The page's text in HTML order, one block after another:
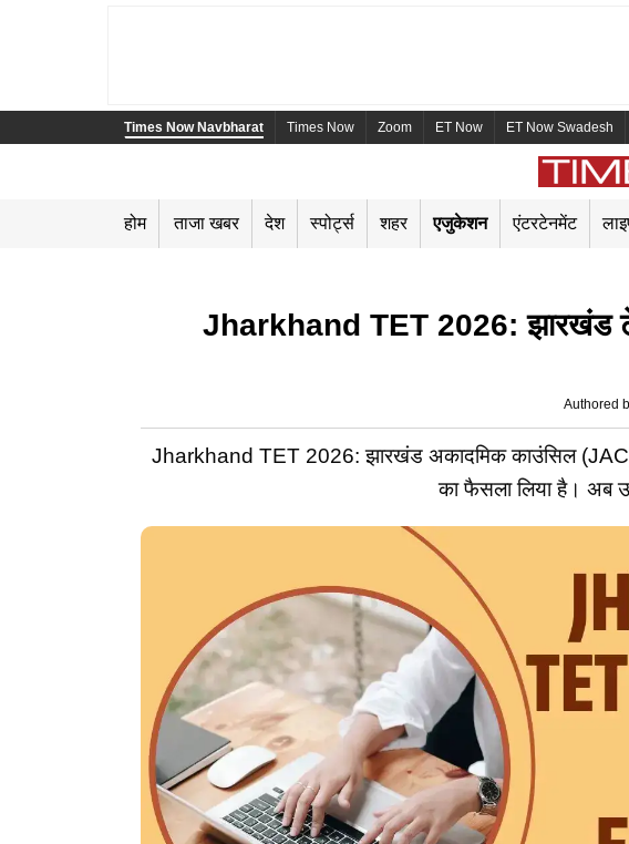
Times Now Navbharat Times Now Zoom ET Now ET Now Swadesh
होम ताजा खबर देश स्पोर्ट्स शहर एजुकेशन एंटरटेनमेंट
Jharkhand TET 2026: झारखंड
Authored
Jharkhand TET 2026: झारखंड अकादमिक काउंसिल (JAC)
का फैसला लिया है। अब